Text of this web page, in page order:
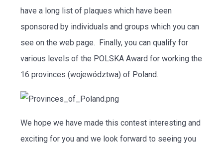
have a long list of plaques which have been
sponsored by individuals and groups which you can
see on the web page. Finally, you can qualify for
various levels of the POLSKA Award for working the
16 provinces (województwa) of Poland.
We hope we have made this contest interesting and
exciting for you and we look forward to seeing you